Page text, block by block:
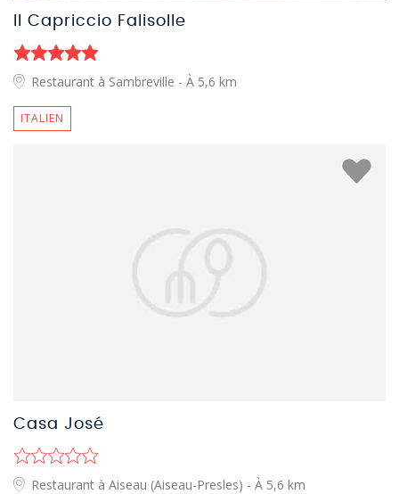
Il Capriccio Falisolle
Restaurant à Sambreville - À 5,6 km
ITALIEN
Casa José
Restaurant à Aiseau (Aiseau-Presles) - À 5,6 km